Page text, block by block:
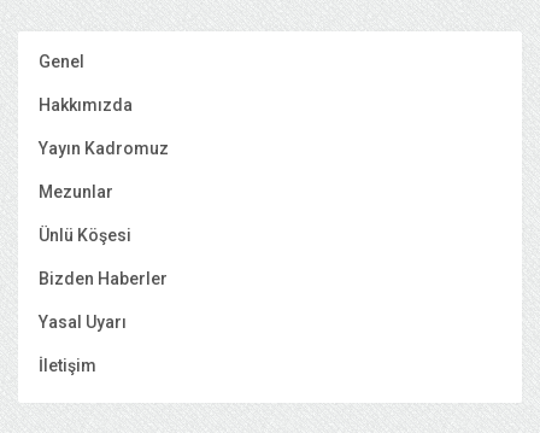
Genel
Hakkımızda
Yayın Kadromuz
Mezunlar
Ünlü Köşesi
Bizden Haberler
Yasal Uyarı
İletişim